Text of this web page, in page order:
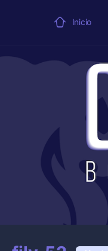
Inicio